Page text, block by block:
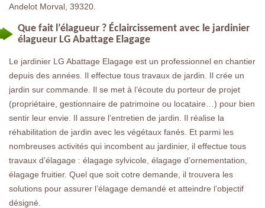
Andelot Morval, 39320.
Que fait l’élagueur ? Éclaircissement avec le jardinier
élagueur LG Abattage Elagage
Le jardinier LG Abattage Elagage est un professionnel en chantier
depuis des années. Il effectue tous travaux de jardin. Il crée un
jardin sur commande. Il se met à l’écoute du porteur de projet
(propriétaire, gestionnaire de patrimoine ou locataire…) pour bien
sentir leur envie. Il assure l’entretien de jardin. Il réalise la
réhabilitation de jardin avec les végétaux fanés. Et parmi les
nombreuses activités qui incombent au jardinier, il effectue tous
travaux d’élagage : élagage sylvicole, élagage d’ornementation,
élagage fruitier. Quel que soit cotre demande, il trouvera les
solutions pour assurer l’élagage demandé et atteindre l’objectif
désigné.